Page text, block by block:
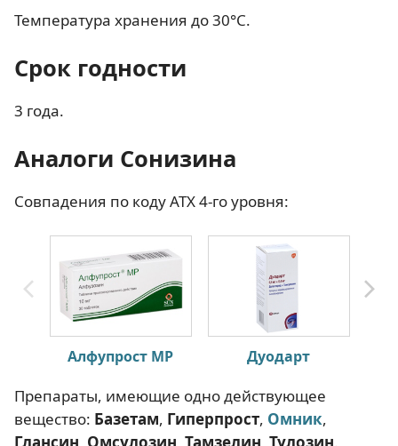
Температура хранения до 30°C.
Срок годности
3 года.
Аналоги Сонизина
Совпадения по коду АТХ 4-го уровня:
Алфупрост МР Дуодарт
Препараты, имеющие одно действующее
вещество: Базетам, Гиперпрост, Омник,